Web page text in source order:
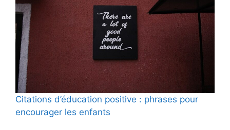
Citations d’éducation positive : phrases pour
encourager les enfants